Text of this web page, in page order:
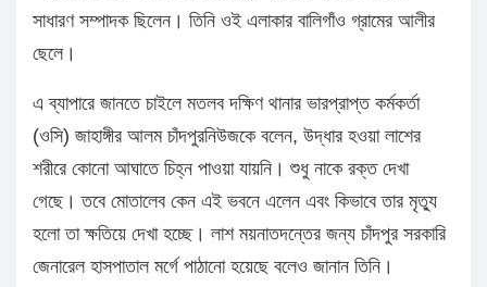
সাধারণ সম্পাদক ছিলেন। তিনি ওই এলাকার বালিগাঁও গ্রামের আলীর
ছেলে।
এ ব্যাপারে জানতে চাইলে মতলব দক্ষিণ থানার ভারপ্রাপ্ত কর্মকর্তা
(ওসি) জাহাঙ্গীর আলম চাঁদপুরনিউজকে বলেন, উদ্ধার হওয়া লাশের
শরীরে কোনো আঘাতে চিহ্ন পাওয়া যায়নি। শুধু নাকে রক্ত দেখা
গেছে। তবে মোতালেব কেন এই ভবনে এলেন এবং কিভাবে তার মৃত্যু
হলো তা ক্ষতিয়ে দেখা হচ্ছে। লাশ ময়নাতদন্তের জন্য চাঁদপুর সরকারি
জেনারেল হাসপাতাল মর্গে পাঠানো হয়েছে বলেও জানান তিনি।